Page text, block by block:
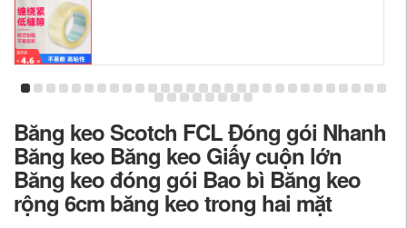
Băng keo Scotch FCL Đóng gói Nhanh
Băng keo Băng keo Giấy cuộn lớn
Băng keo đóng gói Bao bì Băng keo
rộng 6cm băng keo trong hai mặt